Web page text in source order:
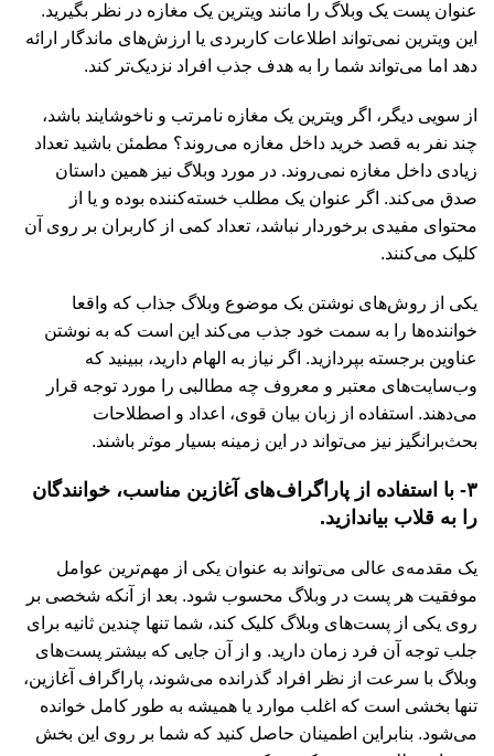
عنوان پست یک وبلاگ را مانند ویترین یک مغازه در نظر بگیرید.
این ویترین نمی‌تواند اطلاعات کاربردی یا ارزش‌های ماندگار ارائه
دهد اما می‌تواند شما را به هدف جذب افراد نزدیک‌تر کند.
از سویی دیگر، اگر ویترین یک مغازه نامرتب و ناخوشایند باشد،
چند نفر به قصد خرید داخل مغازه می‌روند؟ مطمئن باشید تعداد
زیادی داخل مغازه نمی‌روند. در مورد وبلاگ نیز همین داستان
صدق می‌کند. اگر عنوان یک مطلب خسته‌کننده بوده و یا از
محتوای مفیدی برخوردار نباشد، تعداد کمی از کاربران بر روی آن
کلیک می‌کنند.
یکی از روش‌های نوشتن یک موضوع وبلاگ جذاب که واقعا
خواننده‌ها را به سمت خود جذب می‌کند این است که به نوشتن
عناوین برجسته بپردازید. اگر نیاز به الهام دارید، ببینید که
وب‌سایت‌های معتبر و معروف چه مطالبی را مورد توجه قرار
می‌دهند. استفاده از زبان بیان قوی، اعداد و اصطلاحات
بحث‌برانگیز نیز می‌تواند در این زمینه بسیار موثر باشند.
۳- با استفاده از پاراگراف‌های آغازین مناسب، خوانندگان
را به قلاب بیاندازید.
یک مقدمه‌ی عالی می‌تواند به عنوان یکی از مهم‌ترین عوامل
موفقیت هر پست در وبلاگ محسوب شود. بعد از آنکه شخصی بر
روی یکی از پست‌های وبلاگ کلیک کند، شما تنها چندین ثانیه برای
جلب توجه آن فرد زمان دارید. و از آن جایی که بیشتر پست‌های
وبلاگ با سرعت از نظر افراد گذرانده می‌شوند، پاراگراف آغازین،
تنها بخشی است که اغلب موارد یا همیشه به طور کامل خوانده
می‌شود. بنابراین اطمینان حاصل کنید که شما بر روی این بخش